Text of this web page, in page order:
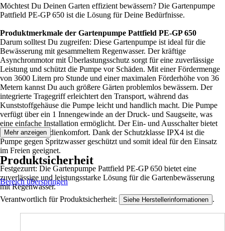
Möchtest Du Deinen Garten effizient bewässern? Die Gartenpumpe
Pattfield PE-GP 650 ist die Lösung für Deine Bedürfnisse.
Produktmerkmale der Gartenpumpe Pattfield PE-GP 650
Darum solltest Du zugreifen: Diese Gartenpumpe ist ideal für die
Bewässerung mit gesammeltem Regenwasser. Der kräftige
Asynchronmotor mit Überlastungsschutz sorgt für eine zuverlässige
Leistung und schützt die Pumpe vor Schäden. Mit einer Fördermenge
von 3600 Litern pro Stunde und einer maximalen Förderhöhe von 36
Metern kannst Du auch größere Gärten problemlos bewässern. Der
integrierte Tragegriff erleichtert den Transport, während das
Kunststoffgehäuse die Pumpe leicht und handlich macht. Die Pumpe
verfügt über ein 1 Innengewinde an der Druck- und Saugseite, was
eine einfache Installation ermöglicht. Der Ein- und Ausschalter bietet
zusätzlichen Bedienkomfort. Dank der Schutzklasse IPX4 ist die
Pumpe gegen Spritzwasser geschützt und somit ideal für den Einsatz
im Freien geeignet.
Festgezurrt: Die Gartenpumpe Pattfield PE-GP 650 bietet eine
zuverlässige und leistungsstarke Lösung für die Gartenbewässerung
mit Regenwasser.
Mehr anzeigen
Produktsicherheit
Bereich überspringen
Verantwortlich für Produktsicherheit: Siehe Herstellerinformationen .